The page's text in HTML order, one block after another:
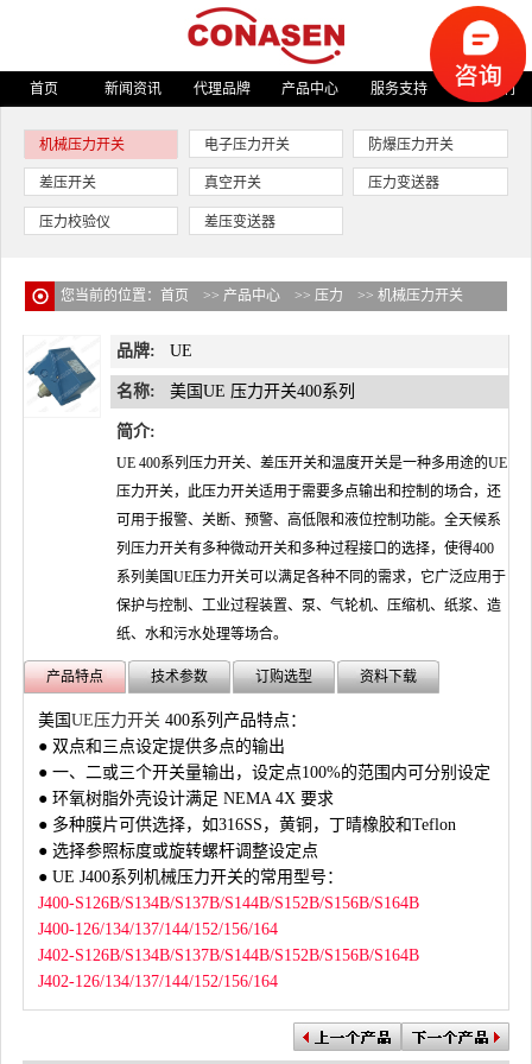
首页 新闻资讯 代理品牌 产品中心 服务支持 关于我们
机械压力开关 电子压力开关 防爆压力开关
差压开关 真空开关 压力变送器
压力校验仪 差压变送器
您当前的位置： 首页 >> 产品中心 >> 压力 >> 机械压力开关
品牌: UE
名称: 美国UE 压力开关400系列
简介:
UE 400系列压力开关、差压开关和温度开关是一种多用途的UE
压力开关，此压力开关适用于需要多点输出和控制的场合，还
可用于报警、关断、预警、高低限和液位控制功能。全天候系
列压力开关有多种微动开关和多种过程接口的选择，使得400
系列美国UE压力开关可以满足各种不同的需求，它广泛应用于
保护与控制、工业过程装置、泵、气轮机、压缩机、纸浆、造
纸、水和污水处理等场合。
产品特点 技术参数 订购选型 资料下载
美国 UE压力开关 400系列产品特点：
● 双点和三点设定提供多点的输出
● 一、二或三个开关量输出，设定点100%的范围内可分别设定
● 环氧树脂外壳设计满足 NEMA 4X 要求
● 多种膜片可供选择，如316SS，黄铜，丁晴橡胶和Teflon
● 选择参照标度或旋转螺杆调整设定点
● UE J400系列机械压力开关的常用型号：
J400-S126B/S134B/S137B/S144B/S152B/S156B/S164B
J400-126/134/137/144/152/156/164
J402-S126B/S134B/S137B/S144B/S152B/S156B/S164B
J402-126/134/137/144/152/156/164